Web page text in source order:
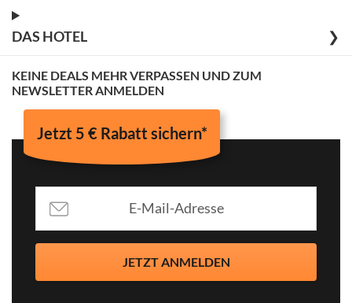
DAS HOTEL ❯
KEINE DEALS MEHR VERPASSEN UND ZUM
NEWSLETTER ANMELDEN
Jetzt 5 € Rabatt sichern*
JETZT ANMELDEN